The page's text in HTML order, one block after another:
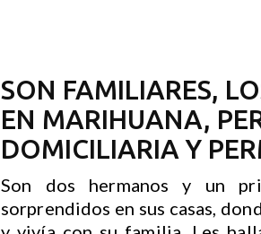
SON FAMILIARES,
EN MARIHUANA,
DOMICILIARIA Y
Son dos hermanos y un
sorprendidos en sus casas,